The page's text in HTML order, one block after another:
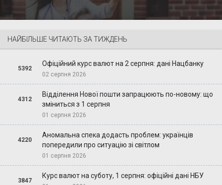
НАЙБІЛЬШЕ ЧИТАЮТЬ ЗА ТИЖДЕНЬ
5392
Офіційний курс валют на 2 серпня: дані Нацбанку
02 серпня 2026
4312
Відділення Нової пошти запрацюють по-новому: що
зміниться з 1 серпня
01 серпня 2026
4220
Аномальна спека додасть проблем: українців
попередили про ситуацію зі світлом
01 серпня 2026
3847
Курс валют на суботу, 1 серпня: офіційні дані НБУ